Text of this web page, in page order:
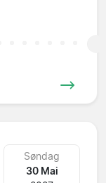
Søndag
30 Mai